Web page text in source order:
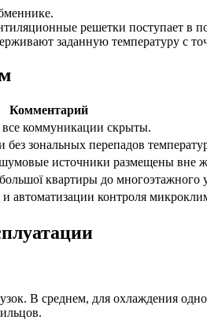
решетки поступает в
заданную температуру с
Комментарий
все коммуникации скрыты.
зональных перепадов
шумовые источники размещены
квартиры до многоэтажного
автоматизации контроля
В среднем, для охлаждения